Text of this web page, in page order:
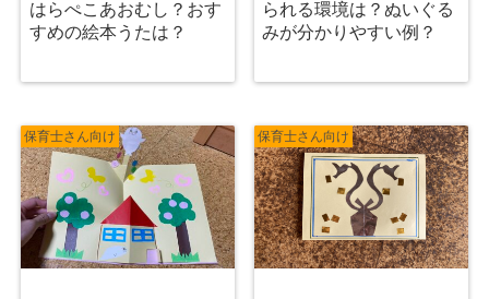
はらぺこあおむし？おす
すめの絵本うたは？
られる環境は？ぬいぐる
みが分かりやすい例？
保育士さん向け 保育士さん向け